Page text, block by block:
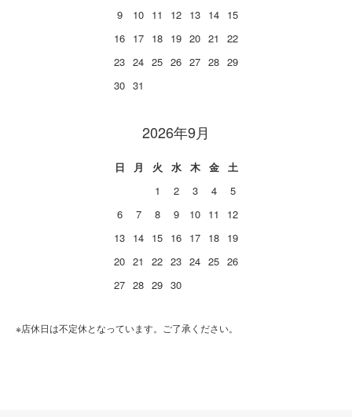
9
10 11 12 13 14 15
16 17 18 19 20 21
22
23 24 25 26 27 28 29
30 31
2026年9月
日 月 火 水 木 金
土
1
2 3 4
5
6
7 8 9 10 11
12
13 14 15 16 17 18 19
20 21 22 23 24 25 26
27 28 29 30
※店休日は不定休となっています。ご了承ください。